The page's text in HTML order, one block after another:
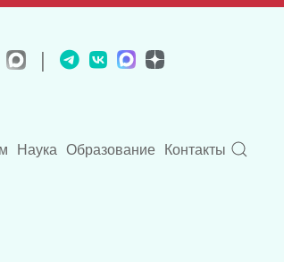
|
Наука Образование Контакты